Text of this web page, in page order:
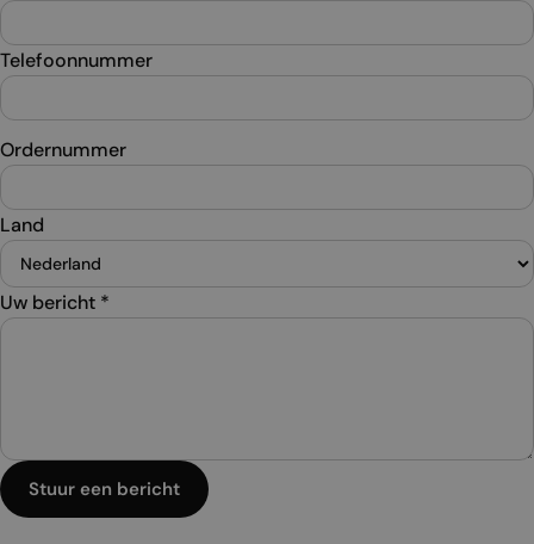
Telefoonnummer
Ordernummer
Land
Uw bericht *
Stuur een bericht